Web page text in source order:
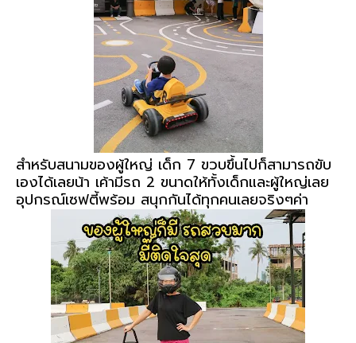
สำหรับสนามของผู้ใหญ่ เด็ก 7 ขวบขึ้นไปก็สามารถขับ
เองได้เลยน้า เค้ามีรถ 2 ขนาดให้ทั้งเด็กและผู้ใหญ่เลย
อุปกรณ์เซฟตี้พร้อม สนุกกันได้ทุกคนเลยจริงๆค่า